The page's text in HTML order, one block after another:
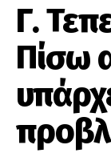
Γ.
Πίσω